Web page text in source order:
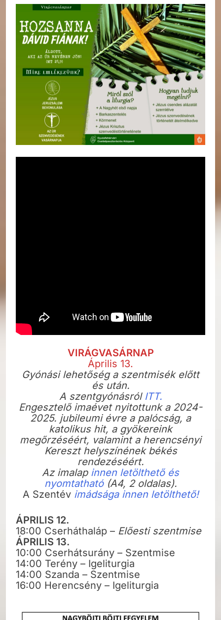
VIRÁGVASÁRNAP
Április 13.
Gyónási lehetőség a szentmisék előtt
és után.
A szentgyónásról ITT.
Engesztelő imaévet nyitottunk a 2024-
2025. jubileumi évre a palócság, a
katolikus hit, a gyökereink
megőrzéséért, valamint a herencsényi
Kereszt helyszínének békés
rendezéséért.
Az imalap innen letölthető és
nyomtatható(A4, 2 oldalas).
A Szentév imádsága innen letölthető!
ÁPRILIS 12.
18:00 Cserháthaláp – Előesti szentmise
ÁPRILIS 13.
10:00 Cserhátsurány – Szentmise
14:00 Terény – Igeliturgia
14:00 Szanda – Szentmise
16:00 Herencsény – Igeliturgia